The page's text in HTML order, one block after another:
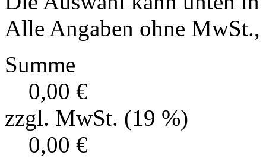
Alle Angaben ohne MwSt.,
Summe
0,00 €
zzgl. MwSt. (19 %)
0,00 €